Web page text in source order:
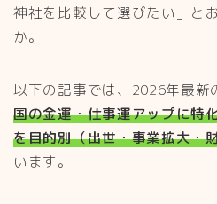
神社を比較して選びたい」と
か。
以下の記事では、2026年最新
国の金運・仕事運アップに特
を目的別（出世・事業拡大・
います。